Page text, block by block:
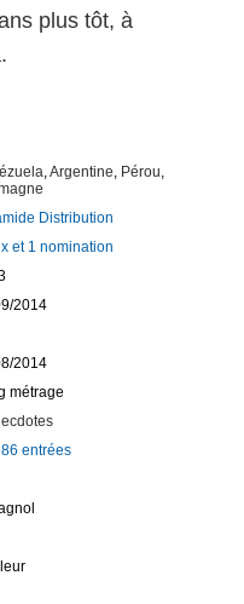
plus tôt, à
Argentine Pérou
Distribution
et 1 nomination
2014
2014
métrage
entrées